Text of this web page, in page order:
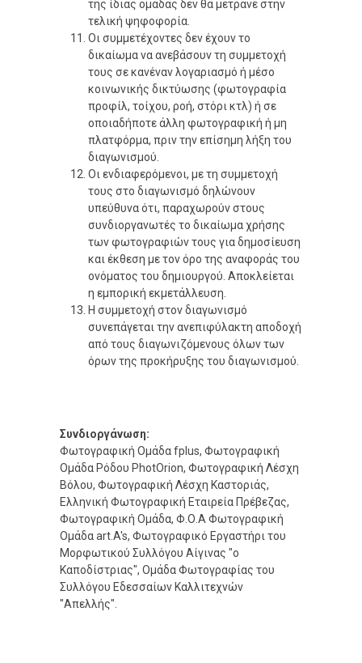
της ίδιας ομάδας δεν θα μετράνε στην
τελική ψηφοφορία.
Οι συμμετέχοντες δεν έχουν το
δικαίωμα να ανεβάσουν τη συμμετοχή
τους σε κανέναν λογαριασμό ή μέσο
κοινωνικής δικτύωσης (φωτογραφία
προφίλ, τοίχου, ροή, στόρι κτλ) ή σε
οποιαδήποτε άλλη φωτογραφική ή μη
πλατφόρμα, πριν την επίσημη λήξη του
διαγωνισμού.
Οι ενδιαφερόμενοι, με τη συμμετοχή
τους στο διαγωνισμό δηλώνουν
υπεύθυνα ότι, παραχωρούν στους
συνδιοργανωτές το δικαίωμα χρήσης
των φωτογραφιών τους για δημοσίευση
και έκθεση με τον όρο της αναφοράς του
ονόματος του δημιουργού. Αποκλείεται
η εμπορική εκμετάλλευση.
Η συμμετοχή στον διαγωνισμό
συνεπάγεται την ανεπιφύλακτη αποδοχή
από τους διαγωνιζόμενους όλων των
όρων της προκήρυξης του διαγωνισμού.
Συνδιοργάνωση:
Φωτογραφική Ομάδα fplus, Φωτογραφική
Ομάδα Ρόδου PhotOrion, Φωτογραφική Λέσχη
Βόλου, Φωτογραφική Λέσχη Καστοριάς,
Ελληνική Φωτογραφική Εταιρεία Πρέβεζας,
Φωτογραφική Ομάδα, Φ.Ο.Α Φωτογραφική
Ομάδα art.A's, Φωτογραφικό Εργαστήρι του
Μορφωτικού Συλλόγου Αίγινας "ο
Καποδίστριας", Ομάδα Φωτογραφίας του
Συλλόγου Εδεσσαίων Καλλιτεχνών
"Απελλής".